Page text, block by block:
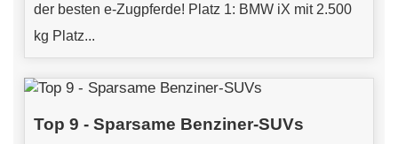
der besten e-Zugpferde! Platz 1: BMW iX mit 2.500
kg Platz...
Top 9 - Sparsame Benziner-SUVs